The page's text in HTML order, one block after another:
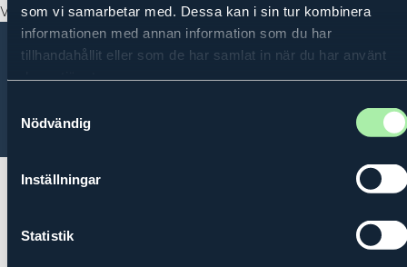
som vi samarbetar med. Dessa kan i sin tur kombinera
informationen med annan information som du har
tillhandahållit eller som de har samlat in när du har använt
Nödvändig
Inställningar
Statistik
Vd Sferical AI
Om ossKontaktIntegritetspolicy
© 2026 Kungl. Ingenjörsvetenskapsakademien (IVA)